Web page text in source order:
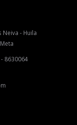
Neiva - Huila
8630064